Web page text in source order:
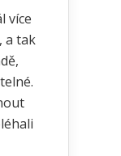
více
a tak